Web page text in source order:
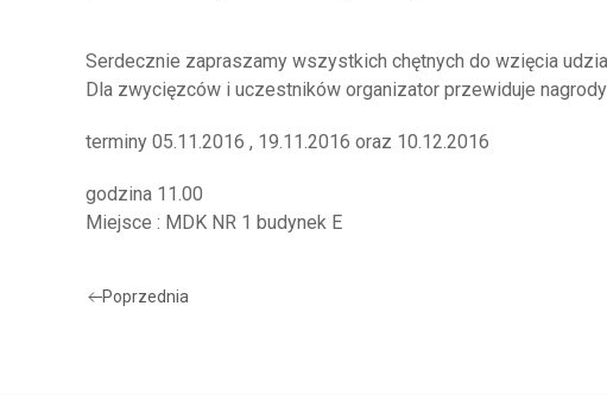
Serdecznie zapraszamy wszystkich chętnych do wzięcia
Dla zwycięzców i uczestników organizator przewiduje nagrody
terminy 05.11.2016 , 19.11.2016 oraz 10.12.2016
godzina 11.00
Miejsce : MDK NR 1 budynek E
Poprzednia